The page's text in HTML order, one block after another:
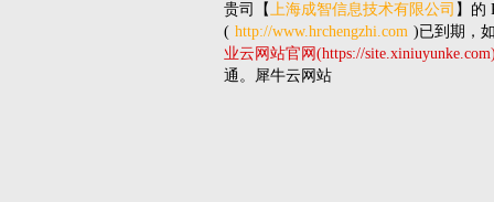
贵司 【上海成智信息技术有限公司 】的
( http://www.hrchengzhi.com )已到期，
业云网站官网(https://
通。犀牛云网站